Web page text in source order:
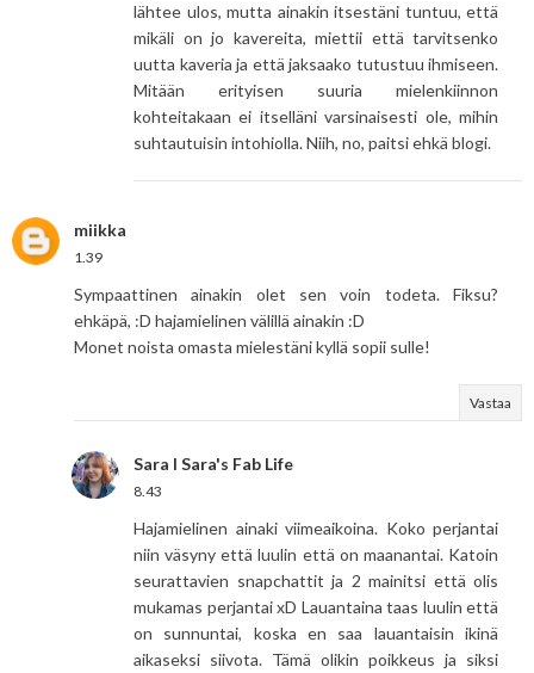
lähtee ulos, mutta ainakin itsestäni tuntuu, että
mikäli on jo kavereita, miettii että tarvitsenko
uutta kaveria ja että jaksaako tutustuu ihmiseen.
Mitään erityisen suuria mielenkiinnon
kohteitakaan ei itselläni varsinaisesti ole, mihin
suhtautuisin intohiolla. Niih, no, paitsi ehkä blogi.
miikka
1.39
Sympaattinen ainakin olet sen voin todeta. Fiksu?
ehkäpä, :D hajamielinen välillä ainakin :D
Monet noista omasta mielestäni kyllä sopii sulle!
Vastaa
Sara I Sara's Fab Life
8.43
Hajamielinen ainaki viimeaikoina. Koko perjantai
niin väsyny että luulin että on maanantai. Katoin
seurattavien snapchattit ja 2 mainitsi että olis
mukamas perjantai xD Lauantaina taas luulin että
on sunnuntai, koska en saa lauantaisin ikinä
aikaseksi siivota. Tämä olikin poikkeus ja siksi